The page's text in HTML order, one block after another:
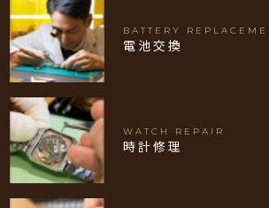
BATTERY
電池交換
WATCH REPAIR
時計修理